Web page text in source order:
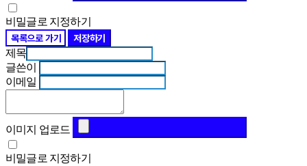
비밀글로 지정하기
목록으로 가기 저장하기
제목
글쓴이
이메일
이미지 업로드
비밀글로 지정하기